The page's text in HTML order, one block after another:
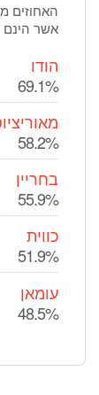
אשר הינם
הודו
69.1%
58.2%
בחריין
55.9%
כווית
51.9%
עומאן
48.5%